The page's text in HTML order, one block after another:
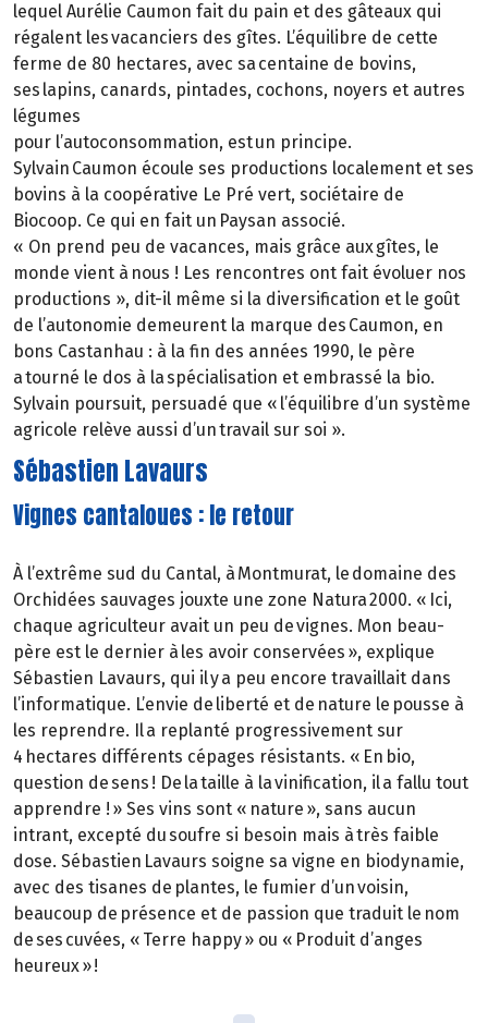
lequel Aurélie Caumon fait du pain et des gâteaux qui
régalent les vacanciers des gîtes. L’équilibre de cette
ferme de 80 hectares, avec sa centaine de bovins,
ses lapins, canards, pintades, cochons, noyers et autres
légumes
pour l’autoconsommation, est un principe.
Sylvain Caumon écoule ses productions localement et ses
bovins à la coopérative Le Pré vert, sociétaire de
Biocoop. Ce qui en fait un Paysan associé.
« On prend peu de vacances, mais grâce aux gîtes, le
monde vient à nous ! Les rencontres ont fait évoluer nos
productions », dit-il même si la diversification et le goût
de l’autonomie demeurent la marque des Caumon, en
bons Castanhau : à la fin des années 1990, le père
a tourné le dos à la spécialisation et embrassé la bio.
Sylvain poursuit, persuadé que « l’équilibre d’un système
agricole relève aussi d’un travail sur soi ».
Sébastien Lavaurs
Vignes cantaloues : le retour
À l’extrême sud du Cantal, à Montmurat, le domaine des
Orchidées sauvages jouxte une zone Natura 2000. « Ici,
chaque agriculteur avait un peu de vignes. Mon beau-
père est le dernier à les avoir conservées », explique
Sébastien Lavaurs, qui il y a peu encore travaillait dans
l’informatique. L’envie de liberté et de nature le pousse à
les reprendre. Il a replanté progressivement sur
4 hectares différents cépages résistants. « En bio,
question de sens ! De la taille à la vinification, il a fallu tout
apprendre ! » Ses vins sont « nature », sans aucun
intrant, excepté du soufre si besoin mais à très faible
dose. Sébastien Lavaurs soigne sa vigne en biodynamie,
avec des tisanes de plantes, le fumier d’un voisin,
beaucoup de présence et de passion que traduit le nom
de ses cuvées, « Terre happy » ou « Produit d’anges
heureux » !